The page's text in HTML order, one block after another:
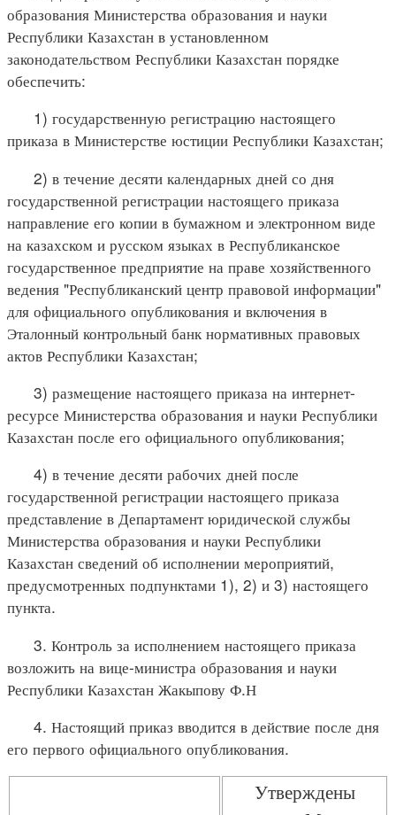
образования Министерства образования и науки
Республики Казахстан в установленном
законодательством Республики Казахстан порядке
обеспечить:
1) государственную регистрацию настоящего
приказа в Министерстве юстиции Республики Казахстан;
2) в течение десяти календарных дней со дня
государственной регистрации настоящего приказа
направление его копии в бумажном и электронном виде
на казахском и русском языках в Республиканское
государственное предприятие на праве хозяйственного
ведения "Республиканский центр правовой информации"
для официального опубликования и включения в
Эталонный контрольный банк нормативных правовых
актов Республики Казахстан;
3) размещение настоящего приказа на интернет-
ресурсе Министерства образования и науки Республики
Казахстан после его официального опубликования;
4) в течение десяти рабочих дней после
государственной регистрации настоящего приказа
представление в Департамент юридической службы
Министерства образования и науки Республики
Казахстан сведений об исполнении мероприятий,
предусмотренных подпунктами 1), 2) и 3) настоящего
пункта.
3. Контроль за исполнением настоящего приказа
возложить на вице-министра образования и науки
Республики Казахстан Жакыпову Ф.Н
4. Настоящий приказ вводится в действие после дня
его первого официального опубликования.
Утверждены